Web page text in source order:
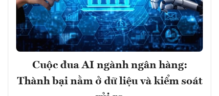
Cuộc đua AI ngành ngân hàng:
Thành bại nằm ở dữ liệu và kiểm soát